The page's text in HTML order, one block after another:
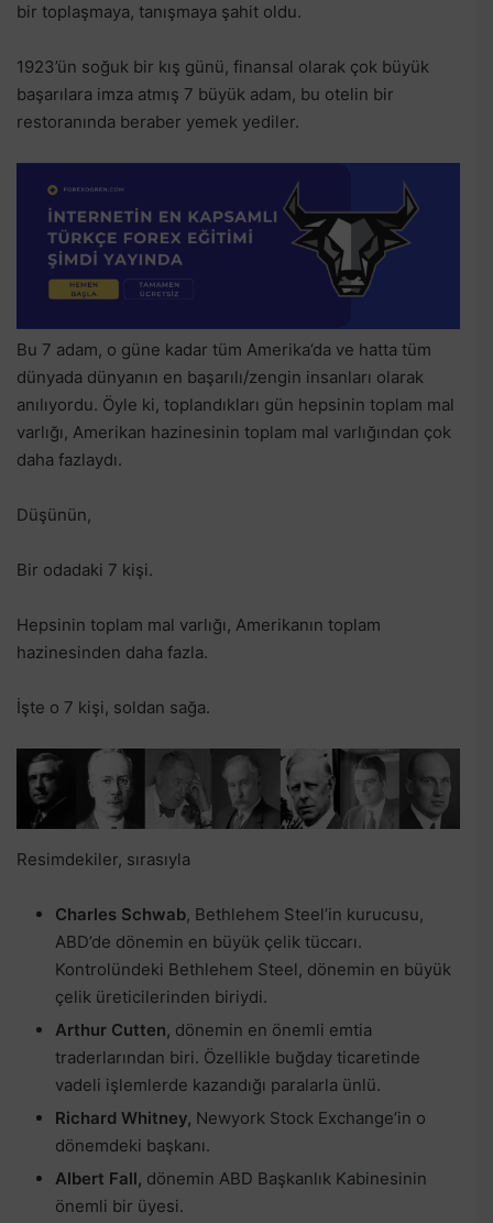
bir toplaşmaya, tanışmaya şahit oldu.
1923’ün soğuk bir kış günü, finansal olarak çok büyük
başarılara imza atmış 7 büyük adam, bu otelin bir
restoranında beraber yemek yediler.
Bu 7 adam, o güne kadar tüm Amerika’da ve hatta tüm
dünyada dünyanın en başarılı/zengin insanları olarak
anılıyordu. Öyle ki, toplandıkları gün hepsinin toplam mal
varlığı, Amerikan hazinesinin toplam mal varlığından çok
daha fazlaydı.
Düşünün,
Bir odadaki 7 kişi.
Hepsinin toplam mal varlığı, Amerikanın toplam
hazinesinden daha fazla.
İşte o 7 kişi, soldan sağa.
Resimdekiler, sırasıyla
Charles Schwab, Bethlehem Steel’in kurucusu,
ABD’de dönemin en büyük çelik tüccarı.
Kontrolündeki Bethlehem Steel, dönemin en büyük
çelik üreticilerinden biriydi.
Arthur Cutten, dönemin en önemli emtia
traderlarından biri. Özellikle buğday ticaretinde
vadeli işlemlerde kazandığı paralarla ünlü.
Richard Whitney, Newyork Stock Exchange’in o
dönemdeki başkanı.
Albert Fall, dönemin ABD Başkanlık Kabinesinin
önemli bir üyesi.